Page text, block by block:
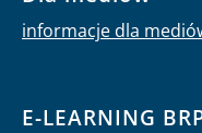
informacje dla
E-LEARNING